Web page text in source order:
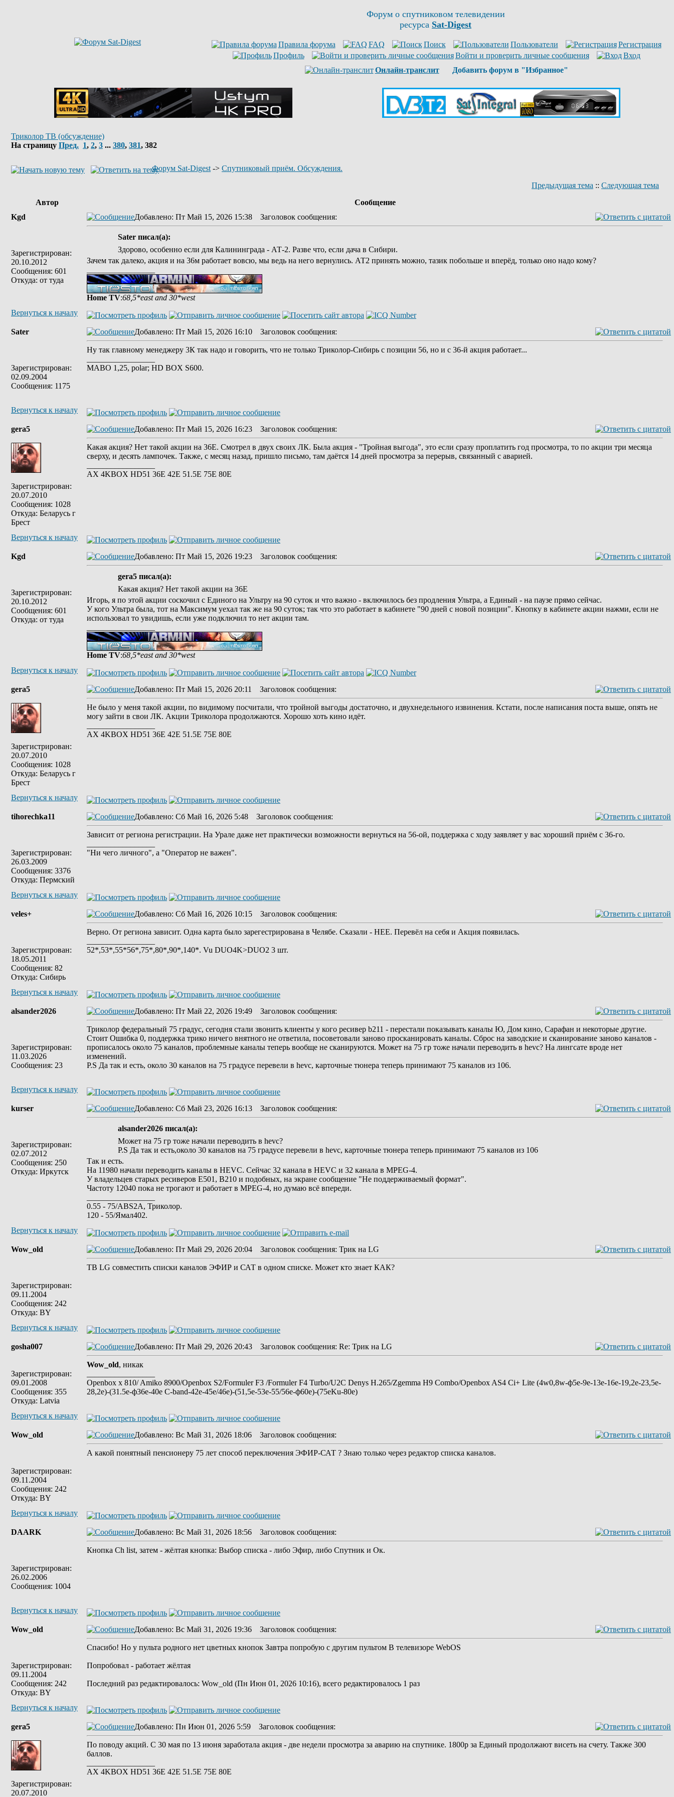
Форум о спутниковом телевидении
ресурса Sat-Digest
Правила форума FAQ Поиск Пользователи
Регистрация
Профиль
Войти и проверить личные сообщения
Вход
Онлайн-транслит
Добавить форум в "Избранное"
Триколор ТВ (обсуждение)
На страницу Пред. 1, 2, 3 ... 380, 381, 382
Форум Sat-Digest -> Спутниковый приём. Обсуждения.
Предыдущая тема :: Следующая тема
Автор
Сообщение
Kgd
Зарегистрирован:
20.10.2012
Сообщения: 601
Откуда: от туда
Добавлено: Пт Май 15, 2026 15:38 Заголовок сообщения:
Sater писал(а):
Здорово, особенно если для Калининграда - АТ-2. Разве что, если дача в Сибири.
Зачем так далеко, акция и на 36м работает вовсю, мы ведь на него вернулись. АТ2 принять можно, тазик побольше и вперёд, только оно надо кому?
Home TV:68,5*east and 30*west
Вернуться к началу
Sater
Зарегистрирован:
02.09.2004
Сообщения: 1175
Добавлено: Пт Май 15, 2026 16:10 Заголовок сообщения:
Ну так главному менеджеру 3К так надо и говорить, что не только Триколор-Сибирь с позиции 56, но и с 36-й акция работает...
MABO 1,25, polar; HD BOX S600.
Вернуться к началу
gera5
Зарегистрирован:
20.07.2010
Сообщения: 1028
Откуда: Беларусь г
Брест
Добавлено: Пт Май 15, 2026 16:23 Заголовок сообщения:
Какая акция? Нет такой акции на 36Е. Смотрел в двух своих ЛК. Была акция - "Тройная выгода", это если сразу проплатить год просмотра, то по акции три месяца
сверху, и десять лампочек. Также, с месяц назад, пришло письмо, там даётся 14 дней просмотра за перерыв, связанный с аварией.
АХ 4KBOX HD51 36E 42Е 51.5Е 75Е 80Е
Вернуться к началу
Kgd
Зарегистрирован:
20.10.2012
Сообщения: 601
Откуда: от туда
Добавлено: Пт Май 15, 2026 19:23 Заголовок сообщения:
gera5 писал(а):
Какая акция? Нет такой акции на 36Е
Игорь, я по этой акции соскочил с Единого на Ультру на 90 суток и что важно - включилось без продления Ультра, а Единый - на паузе прямо сейчас.
У кого Ультра была, тот на Максимум уехал так же на 90 суток; так что это работает в кабинете "90 дней с новой позиции". Кнопку в кабинете акции нажми, если не
использовал то увидишь, если уже подключил то нет акции там.
Home TV:68,5*east and 30*west
Вернуться к началу
gera5
Зарегистрирован:
20.07.2010
Сообщения: 1028
Откуда: Беларусь г
Брест
Добавлено: Пт Май 15, 2026 20:11 Заголовок сообщения:
Не было у меня такой акции, по видимому посчитали, что тройной выгоды достаточно, и двухнедельного извинения. Кстати, после написания поста выше, опять не
могу зайти в свои ЛК. Акции Триколора продолжаются. Хорошо хоть кино идёт.
АХ 4KBOX HD51 36E 42Е 51.5Е 75Е 80Е
Вернуться к началу
tihorechka11
Зарегистрирован:
26.03.2009
Сообщения: 3376
Откуда: Пермский
Добавлено: Сб Май 16, 2026 5:48 Заголовок сообщения:
Зависит от региона регистрации. На Урале даже нет практически возможности вернуться на 56-ой, поддержка с ходу заявляет у вас хороший приём с 36-го.
"Ни чего личного", а "Оператор не важен".
Вернуться к началу
veles+
Зарегистрирован:
18.05.2011
Сообщения: 82
Откуда: Сибирь
Добавлено: Сб Май 16, 2026 10:15 Заголовок сообщения:
Верно. От региона зависит. Одна карта было зарегестрирована в Челябе. Сказали - НЕЕ. Перевёл на себя и Акция появилась.
52*,53*,55*56*,75*,80*,90*,140*. Vu DUO4K>DUO2 3 шт.
Вернуться к началу
alsander2026
Зарегистрирован:
11.03.2026
Сообщения: 23
Добавлено: Пт Май 22, 2026 19:49 Заголовок сообщения:
Триколор федеральный 75 градус, сегодня стали звонить клиенты у кого ресивер b211 - перестали показывать каналы Ю, Дом кино, Сарафан и некоторые другие.
Стоит Ошибка 0, поддержка трико ничего внятного не ответила, посоветовали заново просканировать каналы. Сброс на заводские и сканирование заново каналов -
прописалось около 75 каналов, проблемные каналы теперь вообще не сканируются. Может на 75 гр тоже начали переводить в hevc? На лингсате вроде нет
изменений.
P.S Да так и есть, около 30 каналов на 75 градусе перевели в hevc, карточные тюнера теперь принимают 75 каналов из 106.
Вернуться к началу
kurser
Зарегистрирован:
02.07.2012
Сообщения: 250
Откуда: Иркутск
Добавлено: Сб Май 23, 2026 16:13 Заголовок сообщения:
alsander2026 писал(а):
Может на 75 гр тоже начали переводить в hevc?
P.S Да так и есть,около 30 каналов на 75 градусе перевели в hevc, карточные тюнера теперь принимают 75 каналов из 106
Так и есть.
На 11980 начали переводить каналы в HEVC. Сейчас 32 канала в HEVC и 32 канала в MPEG-4.
У владельцев старых ресиверов Е501, В210 и подобных, на экране сообщение "Не поддерживаемый формат".
Частоту 12040 пока не трогают и работает в MPEG-4, но думаю всё впереди.
0.55 - 75/ABS2A, Триколор.
120 - 55/Ямал402.
Вернуться к началу
Wow_old
Зарегистрирован:
09.11.2004
Сообщения: 242
Откуда: BY
Добавлено: Пт Май 29, 2026 20:04 Заголовок сообщения: Трик на LG
ТВ LG совместить списки каналов ЭФИР и САТ в одном списке. Может кто знает КАК?
Вернуться к началу
gosha007
Зарегистрирован:
09.01.2008
Сообщения: 355
Откуда: Latvia
Добавлено: Пт Май 29, 2026 20:43 Заголовок сообщения: Re: Трик на LG
Wow_old, никак
Openbox x 810/ Amiko 8900/Openbox S2/Formuler F3 /Formuler F4 Turbo/U2C Denys H.265/Zgemma H9 Combo/Openbox AS4 Ci+ Lite (4w0,8w-ф5e-9e-13e-16e-19,2e-23,5e-
28,2e)-(31.5e-ф36e-40e C-band-42e-45e/46e)-(51,5e-53e-55/56e-ф60e)-(75eKu-80e)
Вернуться к началу
Wow_old
Зарегистрирован:
09.11.2004
Сообщения: 242
Откуда: BY
Добавлено: Вс Май 31, 2026 18:06 Заголовок сообщения:
А какой понятный пенсионеру 75 лет способ переключения ЭФИР-САТ ? Знаю только через редактор списка каналов.
Вернуться к началу
DAARK
Зарегистрирован:
26.02.2006
Сообщения: 1004
Добавлено: Вс Май 31, 2026 18:56 Заголовок сообщения:
Кнопка Сh list, затем - жёлтая кнопка: Выбор списка - либо Эфир, либо Спутник и Ок.
Вернуться к началу
Wow_old
Зарегистрирован:
09.11.2004
Сообщения: 242
Откуда: BY
Добавлено: Вс Май 31, 2026 19:36 Заголовок сообщения:
Спасибо! Но у пульта родного нет цветных кнопок Завтра попробую с другим пультом В телевизоре WebOS
Попробовал - работает жёлтая
Последний раз редактировалось: Wow_old (Пн Июн 01, 2026 10:16), всего редактировалось 1 раз
Вернуться к началу
gera5
Зарегистрирован:
20.07.2010
Добавлено: Пн Июн 01, 2026 5:59 Заголовок сообщения:
По поводу акций. С 30 мая по 13 июня заработала акция - две недели просмотра за аварию на спутнике. 1800р за Единый продолжают висеть на счету. Также 300
баллов.
АХ 4KBOX HD51 36E 42Е 51.5Е 75Е 80Е